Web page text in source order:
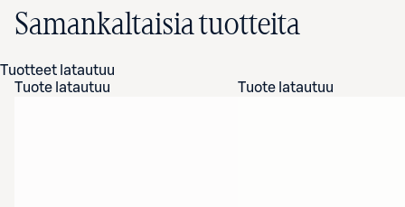
Samankaltaisia tuotteita
Tuotteet latautuu
Tuote latautuu
Tuote latautuu